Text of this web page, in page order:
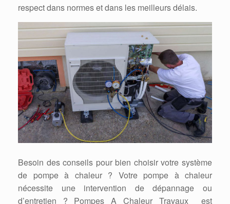
respect dans normes et dans les meilleurs délais.
Besoin des conseils pour bien choisir votre système
de pompe à chaleur ? Votre pompe à chaleur
nécessite une intervention de dépannage ou
d’entretien ? Pompes A Chaleur Travaux est